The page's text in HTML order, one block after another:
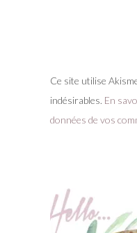
Ce site utilise
indésirables. En
données de vos